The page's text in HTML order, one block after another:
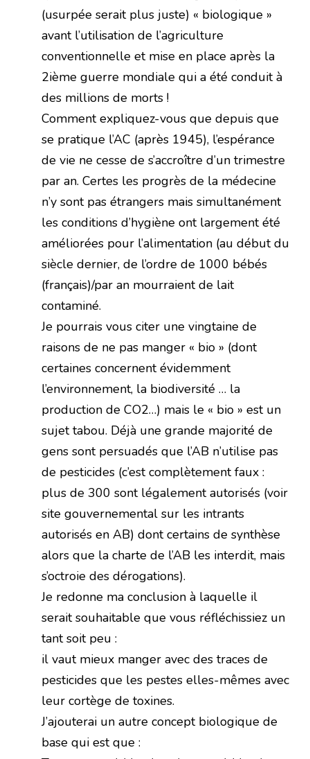
(usurpée serait plus juste) « biologique »
avant l’utilisation de l’agriculture
conventionnelle et mise en place après la
2ième guerre mondiale qui a été conduit à
des millions de morts !
Comment expliquez-vous que depuis que
se pratique l’AC (après 1945), l’espérance
de vie ne cesse de s’accroître d’un trimestre
par an. Certes les progrès de la médecine
n’y sont pas étrangers mais simultanément
les conditions d’hygiène ont largement été
améliorées pour l’alimentation (au début du
siècle dernier, de l’ordre de 1000 bébés
(français)/par an mourraient de lait
contaminé.
Je pourrais vous citer une vingtaine de
raisons de ne pas manger « bio » (dont
certaines concernent évidemment
l’environnement, la biodiversité … la
production de CO2…) mais le « bio » est un
sujet tabou. Déjà une grande majorité de
gens sont persuadés que l’AB n’utilise pas
de pesticides (c’est complètement faux :
plus de 300 sont légalement autorisés (voir
site gouvernemental sur les intrants
autorisés en AB) dont certains de synthèse
alors que la charte de l’AB les interdit, mais
s’octroie des dérogations).
Je redonne ma conclusion à laquelle il
serait souhaitable que vous réfléchissiez un
tant soit peu :
il vaut mieux manger avec des traces de
pesticides que les pestes elles-mêmes avec
leur cortège de toxines.
J’ajouterai un autre concept biologique de
base qui est que :